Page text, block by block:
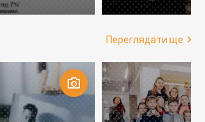
тих, хто не
Переглядати ще